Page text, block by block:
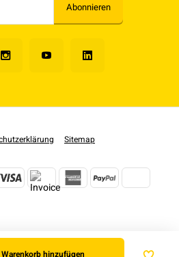
hinzufügen
Abonnieren
Sitemap